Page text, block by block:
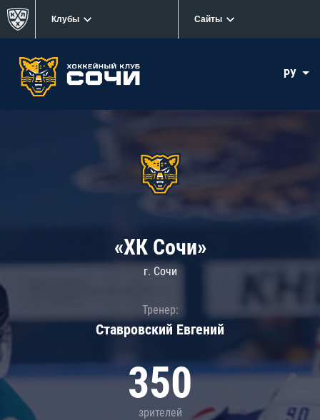
Клубы Сайты
РУ
«ХК Сочи»
г. Сочи
Тренер:
Ставровский Евгений
350
зрителей